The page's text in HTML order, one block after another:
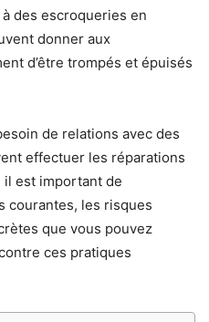
des escroqueries en
donner aux
d’être trompés et épuisés
de relations avec des
effectuer les réparations
il est important de
courantes, les risques
que vous pouvez
ces pratiques